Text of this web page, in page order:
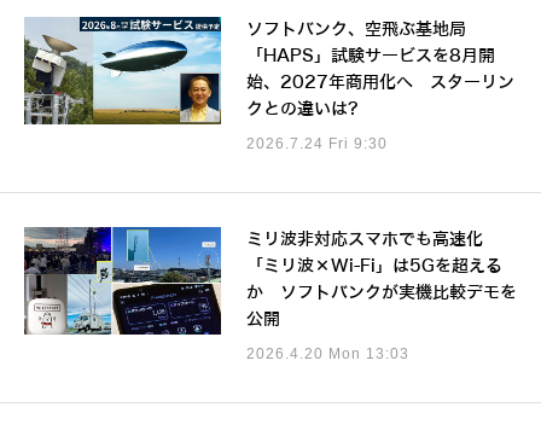
ソフトバンク、空飛ぶ基地局
「HAPS」試験サービスを8月開
始、2027年商用化へ スターリン
クとの違いは?
2026.7.24 Fri 9:30
ミリ波非対応スマホでも高速化
「ミリ波×Wi-Fi」は5Gを超える
か ソフトバンクが実機比較デモを
公開
2026.4.20 Mon 13:03